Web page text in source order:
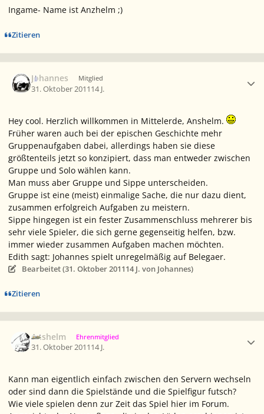
Ingame- Name ist Anzhelm ;)
Zitieren
Johannes Mitglied
31. Oktober 201114 J.
Hey cool. Herzlich willkommen in Mittelerde, Anshelm.
Früher waren auch bei der epischen Geschichte mehr
Gruppenaufgaben dabei, allerdings haben sie diese
größtenteils jetzt so konzipiert, dass man entweder zwischen
Gruppe und Solo wählen kann.
Man muss aber Gruppe und Sippe unterscheiden.
Gruppe ist eine (meist) einmalige Sache, die nur dazu dient,
zusammen erfolgreich Aufgaben zu meistern.
Sippe hingegen ist ein fester Zusammenschluss mehrerer bis
sehr viele Spieler, die sich gerne gegenseitig helfen, bzw.
immer wieder zusammen Aufgaben machen möchten.
Edith sagt: Johannes spielt unregelmäßig auf Belegaer.
Bearbeitet (31. Oktober 201114 J. von Johannes)
Zitieren
Anshelm Ehrenmitglied
31. Oktober 201114 J.
Kann man eigentlich einfach zwischen den Servern wechseln
oder sind dann die Spielstände und die Spielfigur futsch?
Wie viele spielen denn zur Zeit das Spiel hier im Forum.